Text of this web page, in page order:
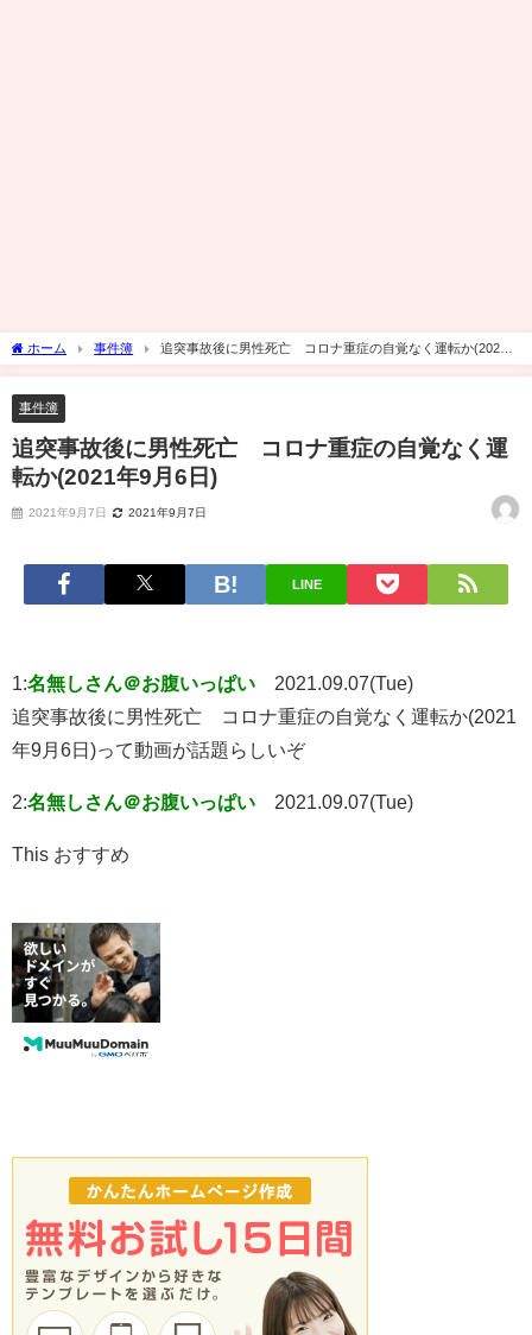
ホーム 事件簿
追突事故後に男性死亡 コロナ重症の自覚なく運転か(2021
年9月6日)
事件簿
追突事故後に男性死亡 コロナ重症の自覚なく運
転か(2021年9月6日)
2021年9月7日 2021年9月7日
LINE
1:名無しさん＠お腹いっぱい
2021.09.07(Tue)
追突事故後に男性死亡 コロナ重症の自覚なく運転か(2021
年9月6日)って動画が話題らしいぞ
2:名無しさん＠お腹いっぱい 2021.09.07(Tue)
This おすすめ